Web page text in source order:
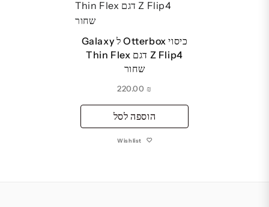
כיסוי Otterbox ל Galaxy
Z Flip4 דגם Thin Flex
שחור
₪
הוספה לסל
Wishlist